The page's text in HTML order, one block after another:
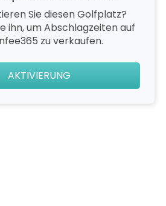
Sie diesen Golfplatz?
ihn, um Abschlagzeiten auf
zu verkaufen.
AKTIVIERUNG